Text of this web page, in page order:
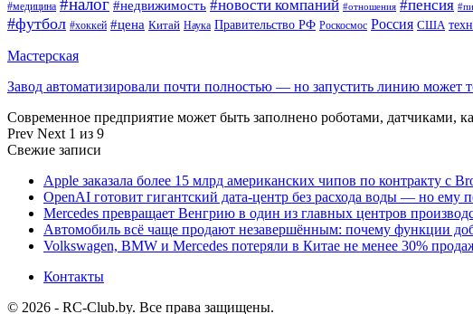
#медицина #налог #недвижимость #новости компаний #отношения #пенсия
#футбол #хоккей #цена Китай Наука Правительство РФ Роскосмос Россия США
Мастерская
Завод автоматизировали почти полностью — но запустить линию может
Современное предприятие может быть заполнено роботами, датчиками,
Prev Next 1 из 9
Свежие записи
Apple заказала более 15 млрд американских чипов по контракту с
OpenAI готовит гигантский дата-центр без расхода воды — но ему
Mercedes превращает Венгрию в один из главных центров
Автомобиль всё чаще продают незавершённым: почему функции
Volkswagen, BMW и Mercedes потеряли в Китае не менее 30%
Контакты
© 2026 - RC-Club.by. Все права защищены.